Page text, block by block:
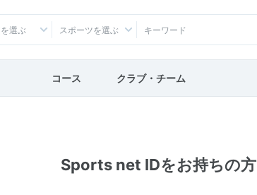
選ぶ スポーツを選ぶ
コース クラブ・チーム
Sports net IDをお持ちの方